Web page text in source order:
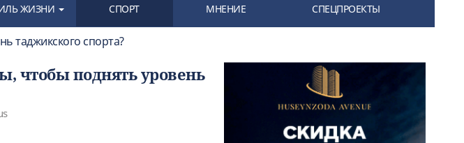
ЖИЗНИ СПОРТ МНЕНИЕ СПЕЦПРОЕКТЫ
таджикского спорта?
чтобы поднять уровень